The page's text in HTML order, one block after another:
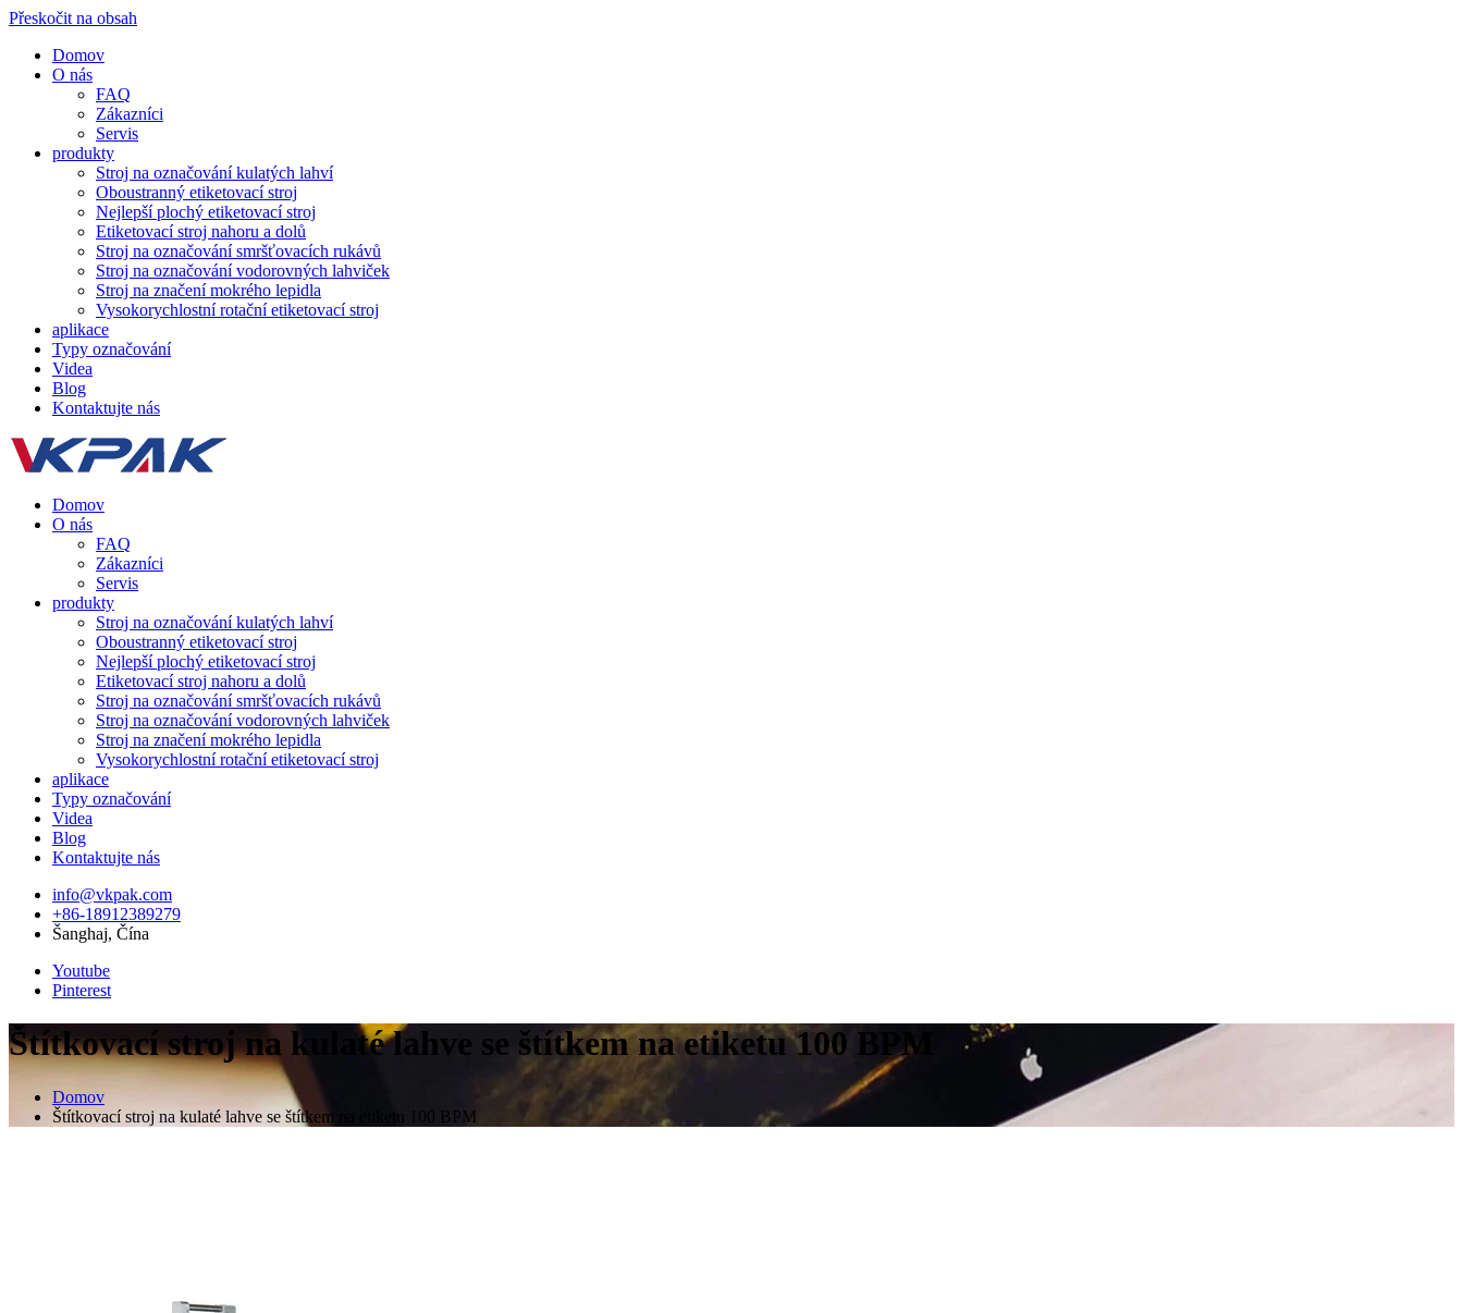
Přeskočit na obsah
Domov
O nás
FAQ
Zákazníci
Servis
produkty
Stroj na označování kulatých lahví
Oboustranný etiketovací stroj
Nejlepší plochý etiketovací stroj
Etiketovací stroj nahoru a dolů
Stroj na označování smršťovacích rukávů
Stroj na označování vodorovných lahviček
Stroj na značení mokrého lepidla
Vysokorychlostní rotační etiketovací stroj
aplikace
Typy označování
Videa
Blog
Kontaktujte nás
Domov
O nás
FAQ
Zákazníci
Servis
produkty
Stroj na označování kulatých lahví
Oboustranný etiketovací stroj
Nejlepší plochý etiketovací stroj
Etiketovací stroj nahoru a dolů
Stroj na označování smršťovacích rukávů
Stroj na označování vodorovných lahviček
Stroj na značení mokrého lepidla
Vysokorychlostní rotační etiketovací stroj
aplikace
Typy označování
Videa
Blog
Kontaktujte nás
info@vkpak.com
+86-18912389279
Šanghaj, Čína
Youtube
Pinterest
Štítkovací stroj na kulaté lahve se štítkem na etiketu 100 BPM
Domov
Štítkovací stroj na kulaté lahve se štítkem na etiketu 100 BPM